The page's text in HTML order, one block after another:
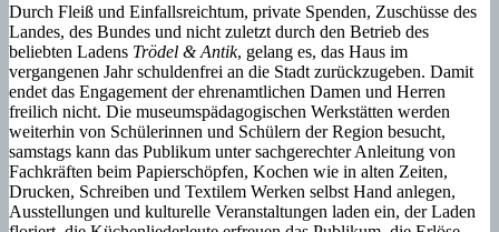
Durch Fleiß und Einfallsreichtum, private Spenden, Zuschüsse des
Landes, des Bundes und nicht zuletzt durch den Betrieb des
beliebten Ladens Trödel & Antik, gelang es, das Haus im
vergangenen Jahr schuldenfrei an die Stadt zurückzugeben. Damit
endet das Engagement der ehrenamtlichen Damen und Herren
freilich nicht. Die museumspädagogischen Werkstätten werden
weiterhin von Schülerinnen und Schülern der Region besucht,
samstags kann das Publikum unter sachgerechter Anleitung von
Fachkräften beim Papierschöpfen, Kochen wie in alten Zeiten,
Drucken, Schreiben und Textilem Werken selbst Hand anlegen,
Ausstellungen und kulturelle Veranstaltungen laden ein, der Laden